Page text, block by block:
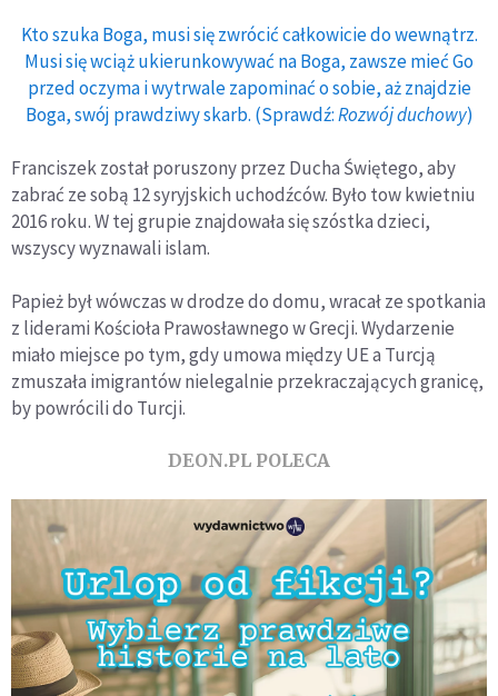
Kto szuka Boga, musi się zwrócić całkowicie do wewnątrz.
Musi się wciąż ukierunkowywać na Boga, zawsze mieć Go
przed oczyma i wytrwale zapominać o sobie, aż znajdzie
Boga, swój prawdziwy skarb. (Sprawdź:Rozwój duchowy)
Franciszek został poruszony przez Ducha Świętego, aby
zabrać ze sobą 12 syryjskich uchodźców. Było tow kwietniu
2016 roku. W tej grupie znajdowała się szóstka dzieci,
wszyscy wyznawali islam.
Papież był wówczas w drodze do domu, wracał ze spotkania
z liderami Kościoła Prawosławnego w Grecji. Wydarzenie
miało miejsce po tym, gdy umowa między UE a Turcją
zmuszała imigrantów nielegalnie przekraczających granicę,
by powrócili do Turcji.
DEON.PL POLECA